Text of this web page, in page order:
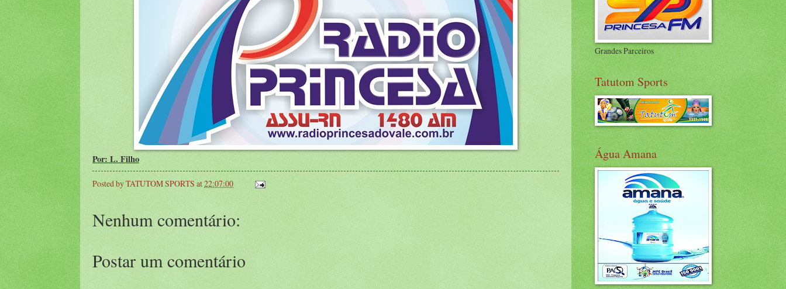
Por: L. Filho
Posted byTATUTOM SPORTS at22:07:00
Nenhum comentário:
Postar um comentário
Grandes Parceiros
Tatutom Sports
Água Amana